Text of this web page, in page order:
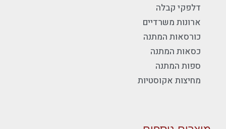
דלפקי קבלה
ארונות משרדיים
כורסאות המתנה
כסאות המתנה
ספות המתנה
מחיצות אקוסטיות